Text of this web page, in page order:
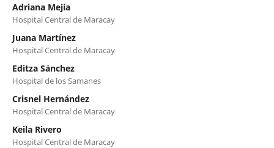
Adriana Mejía
Hospital Central de Maracay
Juana Martínez
Hospital Central de Maracay
Editza Sánchez
Hospital de los Samanes
Crisnel Hernández
Hospital Central de Maracay
Keila Rivero
Hospital Central de Maracay